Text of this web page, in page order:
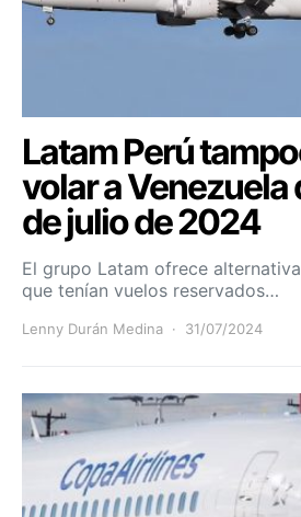
Latam Perú
volar a Venezuela
de julio de 2024
El grupo Latam ofrece
que tenían vuelos reservados…
Lenny Durán Medina 31/07/2024